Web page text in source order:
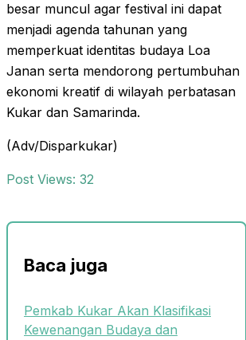
besar muncul agar festival ini dapat
menjadi agenda tahunan yang
memperkuat identitas budaya Loa
Janan serta mendorong pertumbuhan
ekonomi kreatif di wilayah perbatasan
Kukar dan Samarinda.
(Adv/Disparkukar)
Post Views: 32
Baca juga
Pemkab Kukar Akan Klasifikasi
Kewenangan Budaya dan